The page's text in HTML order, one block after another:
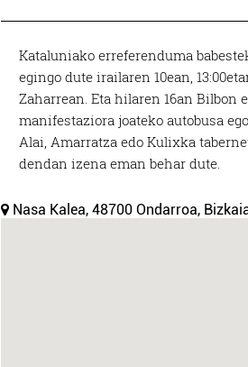
Kataluniako erreferenduma
egingo dute irailaren 10ean,
Zaharrean. Eta hilaren 16an Bilbon
manifestaziora joateko autobusa
Alai, Amarratza edo Kulixka
dendan izena eman behar dute.
Nasa Kalea, 48700 Ondarroa,